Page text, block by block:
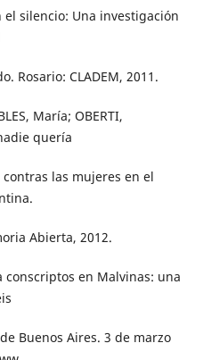
el silencio: Una investigación
Rosario: CLADEM, 2011.
María; OBERTI,
quería
las mujeres en el
Abierta, 2012.
conscriptos en Malvinas: una
Buenos Aires. 3 de marzo